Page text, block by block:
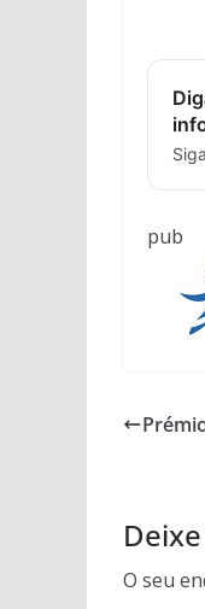
pub
O seu